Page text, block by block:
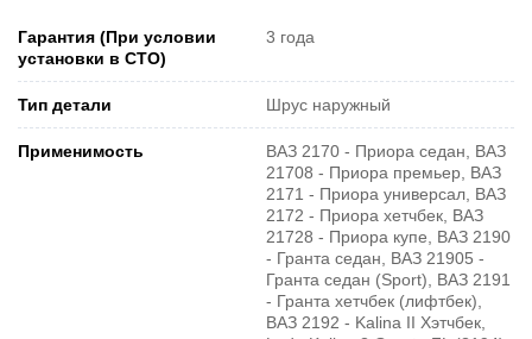
Гарантия (При условии
установки в СТО)
3 года
Тип детали Шрус наружный
Применимость
ВАЗ 2170 - Приора седан, ВАЗ
21708 - Приора премьер, ВАЗ
2171 - Приора универсал, ВАЗ
2172 - Приора хетчбек, ВАЗ
21728 - Приора купе, ВАЗ 2190
- Гранта седан, ВАЗ 21905 -
Гранта седан (Sport), ВАЗ 2191
- Гранта хетчбек (лифтбек),
ВАЗ 2192 - Kalina II Хэтчбек,